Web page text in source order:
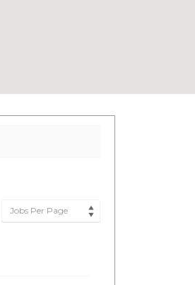
Jobs Per Page